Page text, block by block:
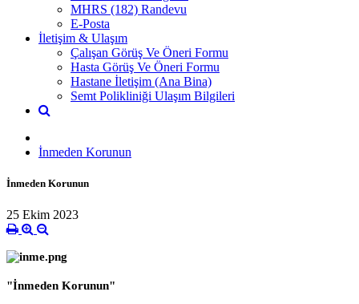
MHRS (182) Randevu
E-Posta
İletişim & Ulaşım
Çalışan Görüş Ve Öneri Formu
Hasta Görüş Ve Öneri Formu
Hastane İletişim (Ana Bina)
Semt Polikliniği Ulaşım Bilgileri
İnmeden Korunun
İnmeden Korunun
25 Ekim 2023
"İnmeden Korunun"